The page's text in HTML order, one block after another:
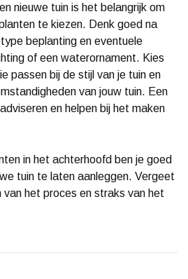
nieuwe tuin is het belangrijk om
te kiezen. Denk goed na
beplanting en eventuele
of een waterornament. Kies
passen bij de stijl van je tuin en
van jouw tuin. Een
en helpen bij het maken
in het achterhoofd ben je goed
tuin te laten aanleggen. Vergeet
het proces en straks van het